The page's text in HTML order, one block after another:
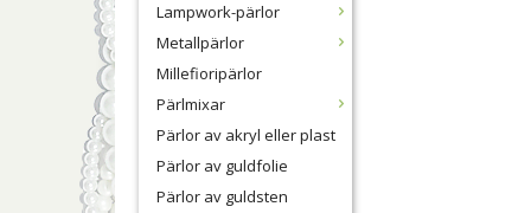
Lampwork-pärlor
Metallpärlor
Millefioripärlor
Pärlmixar
Pärlor av akryl eller plast
Pärlor av guldfolie
Pärlor av guldsten